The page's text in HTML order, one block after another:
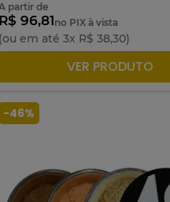
partir de
R$ 96,81no PIX à vista
(ou em até 3x R$ 38,30)
ADICIONAR À SACOLA
VER PRODUTO
-46%